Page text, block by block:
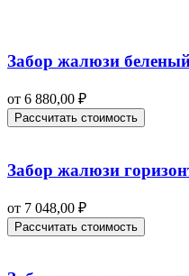
Забор жалюзи
от 6 880,00 ₽
Рассчитать стоимость
Забор жалюзи
от 7 048,00 ₽
Рассчитать стоимость